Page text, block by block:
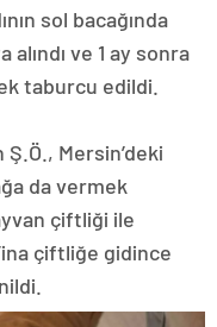
sol bacağında
alındı ve 1 ay sonra
taburcu edildi.
Mersin’deki
da vermek
çiftliği ile
çiftliğe gidince